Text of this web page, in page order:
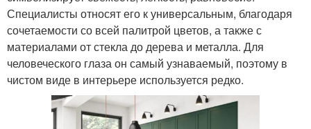
Специалисты относят его к универсальным, благодаря
сочетаемости со всей палитрой цветов, а также с
материалами от стекла до дерева и металла. Для
человеческого глаза он самый узнаваемый, поэтому в
чистом виде в интерьере используется редко.